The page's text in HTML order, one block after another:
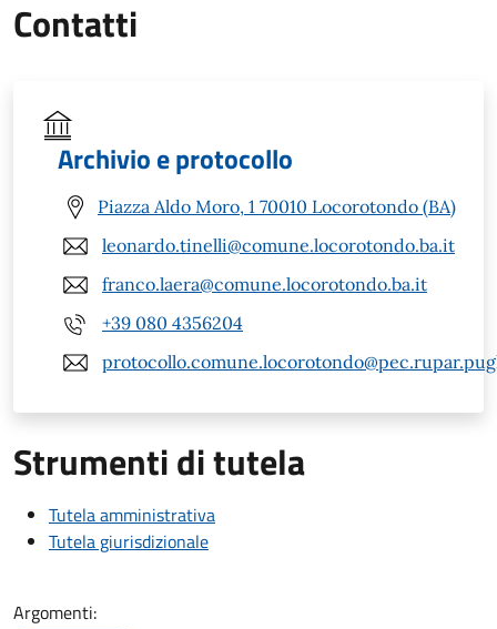
Contatti
Archivio e protocollo
Piazza Aldo Moro, 1 70010 Locorotondo (BA)
leonardo.tinelli@comune.locorotondo.ba.it
franco.laera@comune.locorotondo.ba.it
+39 080 4356204
Strumenti di tutela
Tutela amministrativa
Tutela giurisdizionale
Argomenti: